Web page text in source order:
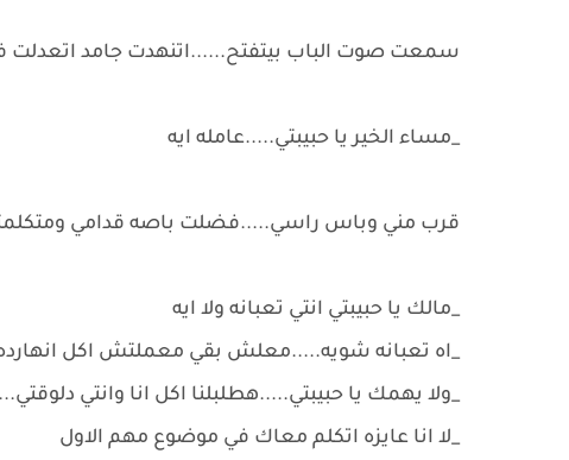
سمعت صوت الباب بيتفتح......اتنهدت جامد اتعدلت
_مساء الخير يا حبيبتي.....عامله ايه
قرب مني وباس راسي.....فضلت باصه قدامي
_مالك يا حبيبتي انتي تعبانه ولا ايه
_اه تعبانه شويه.....معلش بقي معملتش اكل
_ولا يهمك يا حبيبتي.....هطلبلنا اكل انا وانتي
_لا انا عايزه اتكلم معاك في موضوع مهم الاول